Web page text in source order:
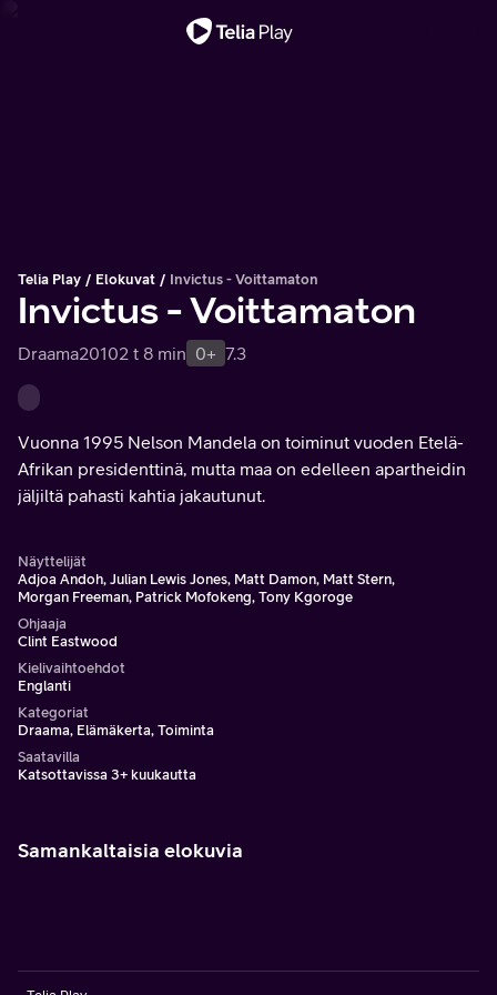
Telia Play Elokuvat Invictus - Voittamaton
Invictus - Voittamaton
Draama20102 t 8 min 0+ 7.3
Vuonna 1995 Nelson Mandela on toiminut vuoden Etelä-
Afrikan presidenttinä, mutta maa on edelleen apartheidin
jäljiltä pahasti kahtia jakautunut.
Näyttelijät
Adjoa Andoh, Julian Lewis Jones, Matt Damon, Matt Stern,
Morgan Freeman, Patrick Mofokeng, Tony Kgoroge
Ohjaaja
Clint Eastwood
Kielivaihtoehdot
Englanti
Kategoriat
Draama, Elämäkerta, Toiminta
Saatavilla
Katsottavissa 3+ kuukautta
Samankaltaisia elokuvia